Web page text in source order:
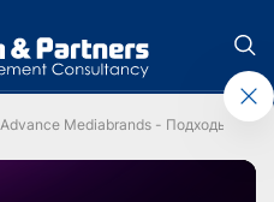
Mediabrands - Подходы к